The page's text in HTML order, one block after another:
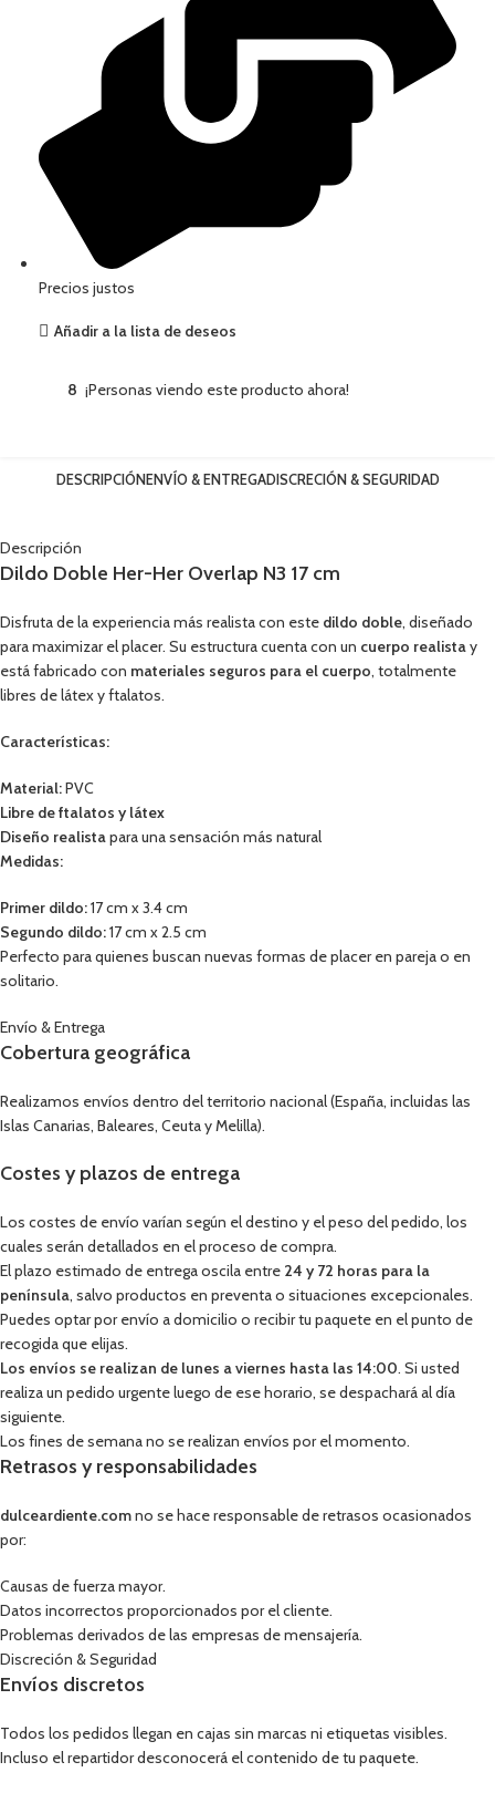
Precios justos
Añadir a la lista de deseos
8 ¡Personas viendo este producto ahora!
DESCRIPCIÓNENVÍO & ENTREGADISCRECIÓN & SEGURIDAD
Descripción
Dildo Doble Her-Her Overlap N3 17 cm
Disfruta de la experiencia más realista con este dildo doble, diseñado
para maximizar el placer. Su estructura cuenta con un cuerpo realistay
está fabricado con materiales seguros para el cuerpo, totalmente
libres de látex y ftalatos.
Características:
Material:PVC
Libre de ftalatos y látex
Diseño realistapara una sensación más natural
Medidas:
Primer dildo:17 cm x 3.4 cm
Segundo dildo:17 cm x 2.5 cm
Perfecto para quienes buscan nuevas formas de placer en pareja o en
solitario.
Envío & Entrega
Cobertura geográfica
Realizamos envíos dentro del territorio nacional (España, incluidas las
Islas Canarias, Baleares, Ceuta y Melilla).
Costes y plazos de entrega
Los costes de envío varían según el destino y el peso del pedido, los
cuales serán detallados en el proceso de compra.
El plazo estimado de entrega oscila entre 24 y 72 horas para la
península, salvo productos en preventa o situaciones excepcionales.
Puedes optar por envío a domicilio o recibir tu paquete en el punto de
recogida que elijas.
Los envíos se realizan de lunes a viernes hasta las 14:00. Si usted
realiza un pedido urgente luego de ese horario, se despachará al día
siguiente.
Los fines de semana no se realizan envíos por el momento.
Retrasos y responsabilidades
dulceardiente.comno se hace responsable de retrasos ocasionados
por:
Causas de fuerza mayor.
Datos incorrectos proporcionados por el cliente.
Problemas derivados de las empresas de mensajería.
Discreción & Seguridad
Envíos discretos
Todos los pedidos llegan en cajas sin marcas ni etiquetas visibles.
Incluso el repartidor desconocerá el contenido de tu paquete.